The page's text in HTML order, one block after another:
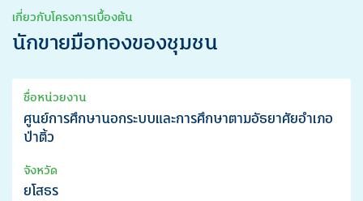
เกี่ยวกับโครงการเบื้องต้น
นักขายมือทองของชุมชน
ชื่อหน่วยงาน
ศูนย์การศึกษานอกระบบและการศึกษาตามอัธยาศัยอำเภอ
ป่าติ้ว
จังหวัด
ยโสธร